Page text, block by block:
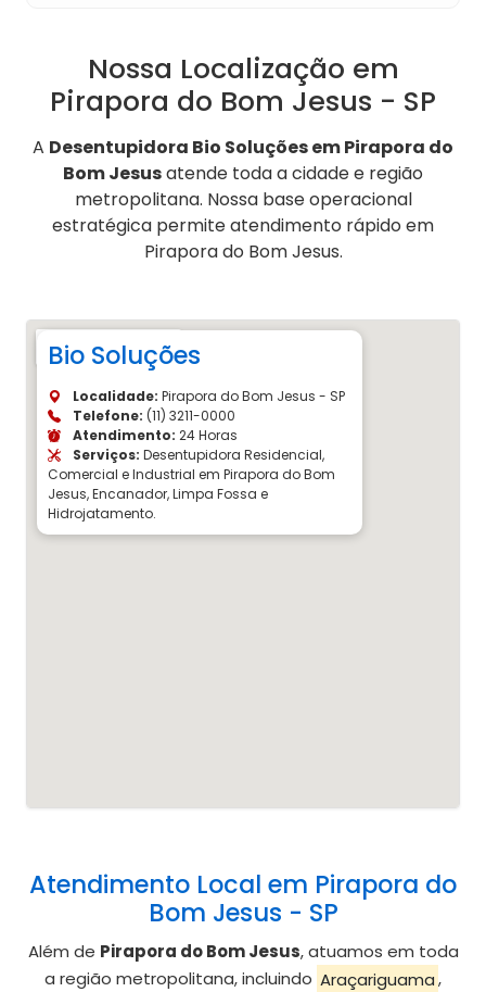
Nossa Localização em
Pirapora do Bom Jesus - SP
A Desentupidora Bio Soluções em Pirapora do
Bom Jesusatende toda a cidade e região
metropolitana. Nossa base operacional
estratégica permite atendimento rápido em
Pirapora do Bom Jesus.
Bio Soluções
Localidade: Pirapora do Bom Jesus - SP
Telefone: (11) 3211-0000
Atendimento: 24 Horas
Serviços: Desentupidora Residencial,
Comercial e Industrial em Pirapora do Bom
Jesus, Encanador, Limpa Fossa e
Hidrojatamento.
Atendimento Local em Pirapora do
Bom Jesus - SP
Além de Pirapora do Bom Jesus, atuamos em toda
a região metropolitana, incluindo Araçariguama,